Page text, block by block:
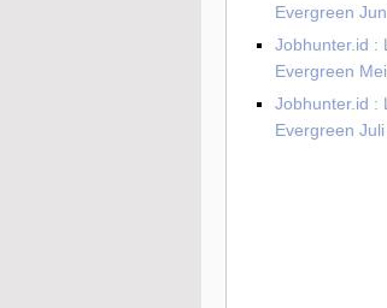
Evergreen
Jobhunter.id :
Evergreen
Jobhunter.id :
Evergreen